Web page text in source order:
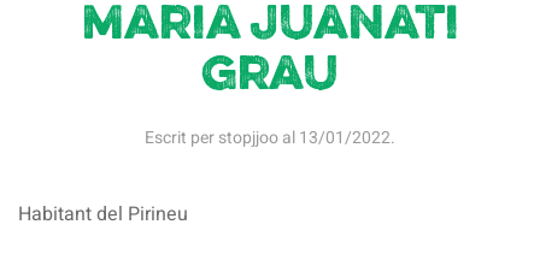
Maria Juanati
Grau
Escrit perstopjjooal13/01/2022.
Habitant del Pirineu